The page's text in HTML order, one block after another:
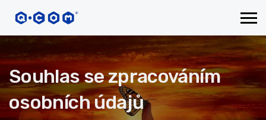
Souhlas se zpracováním
osobních údajů